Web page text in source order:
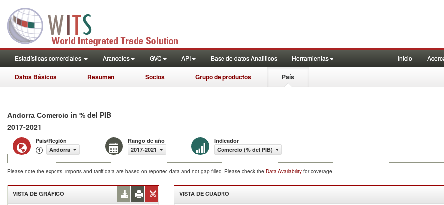
Estadísticas comerciales Aranceles GVC API Base de datos Analiticos Herramientas Inicio
Datos Básicos Resumen Socios Grupo de productos País
Andorra Comercio in % del PIB
2017-2021
País/Región
Andorra
Rango de año
2017-2021
Indicador
Comercio (% del PIB)
Please note the exports, imports and tariff data are based on reported data and not gap filled. Please check the Data Availability for coverage.
VISTA DE GRÁFICO VISTA DE CUADRO